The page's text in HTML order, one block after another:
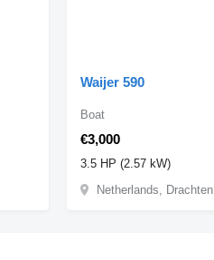
Waijer 590
€3,000
Boat
3.5 HP (2.57 kW)
Netherlands, Drachten